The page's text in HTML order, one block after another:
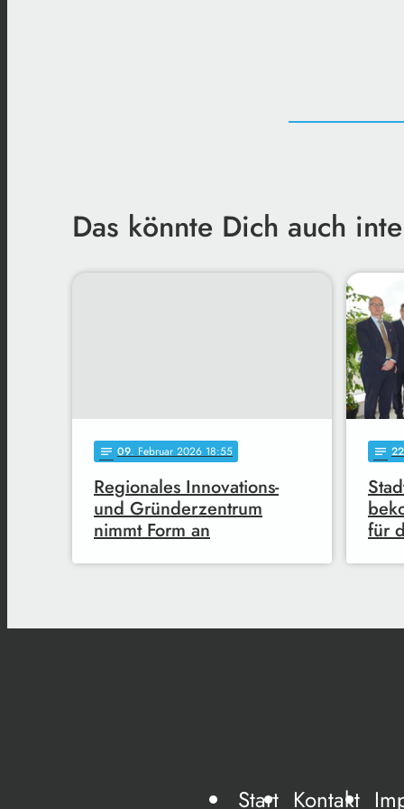
Das könnte Dich auch
notes 09. Februar 2026 18:55
Regionales Innovations-
und Gründerzentrum
nimmt Form an
notes 22
für
Start Kontakt